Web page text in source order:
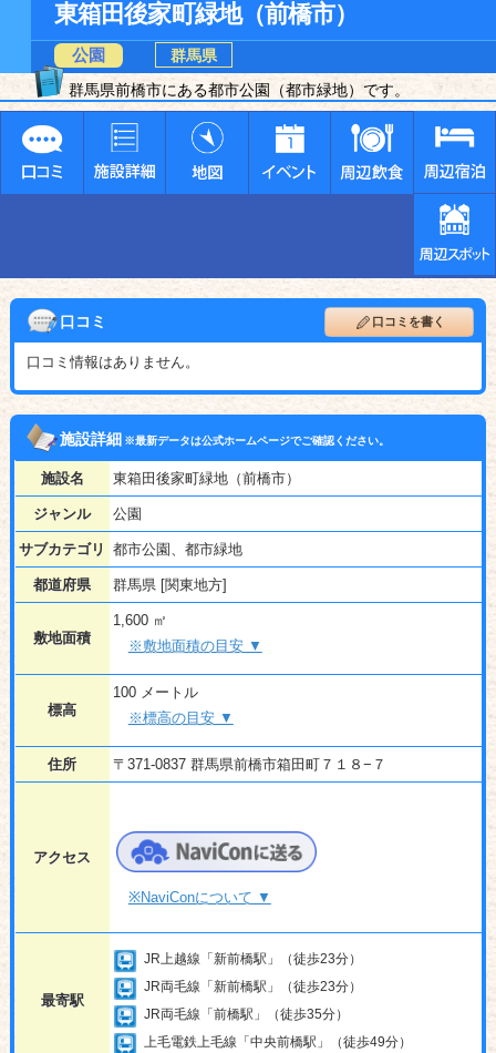
東箱田後家町緑地（前橋市）
公園
群馬県
群馬県前橋市にある都市公園（都市緑地）です。
口コミ 口コミを書く
口コミ情報はありません。
施設詳細※最新データは公式ホームページでご確認ください。
施設名 東箱田後家町緑地（前橋市）
ジャンル 公園
サブカテゴリ 都市公園、都市緑地
都道府県 群馬県 [関東地方]
敷地面積
1,600 ㎡
※敷地面積の目安 ▼
標高
100 メートル
※標高の目安 ▼
住所 〒371-0837 群馬県前橋市箱田町７１８−７
アクセス
※NaviConについて ▼
最寄駅
JR上越線「新前橋駅」（徒歩23分）
JR両毛線「新前橋駅」（徒歩23分）
JR両毛線「前橋駅」（徒歩35分）
上毛電鉄上毛線「中央前橋駅」（徒歩49分）